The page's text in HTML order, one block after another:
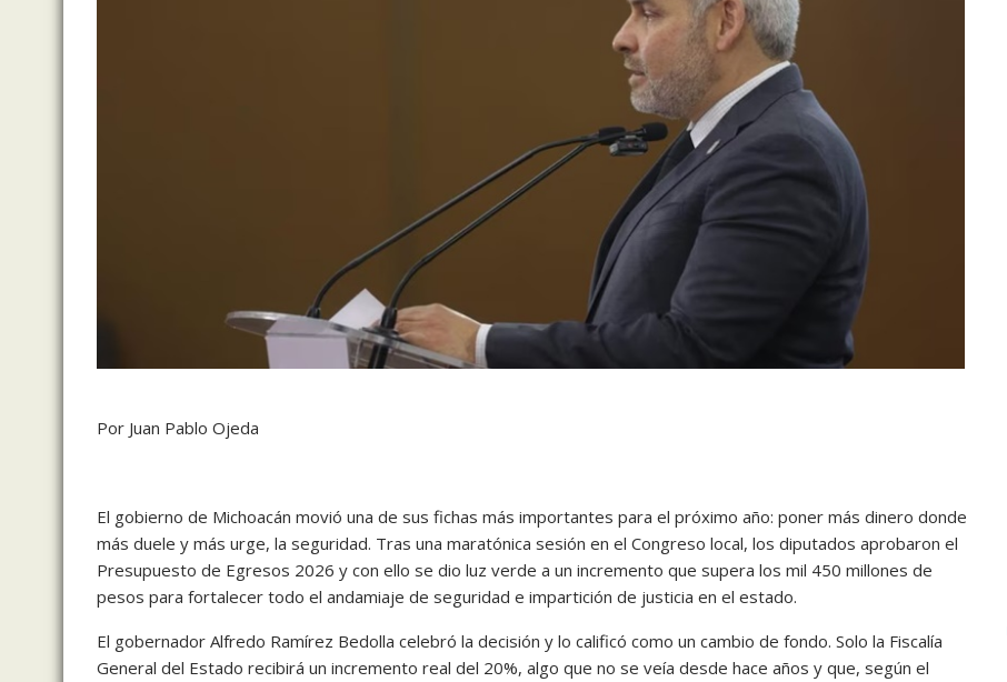
Por Juan Pablo Ojeda
El gobierno de Michoacán movió una de sus fichas más importantes para el próximo año: poner más dinero donde
más duele y más urge, la seguridad. Tras una maratónica sesión en el Congreso local, los diputados aprobaron el
Presupuesto de Egresos 2026 y con ello se dio luz verde a un incremento que supera los mil 450 millones de
pesos para fortalecer todo el andamiaje de seguridad e impartición de justicia en el estado.
El gobernador Alfredo Ramírez Bedolla celebró la decisión y lo calificó como un cambio de fondo. Solo la Fiscalía
General del Estado recibirá un incremento real del 20%, algo que no se veía desde hace años y que, según el